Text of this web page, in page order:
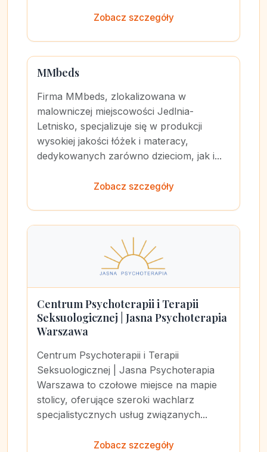
Zobacz szczegóły
MMbeds
Firma MMbeds, zlokalizowana w
malowniczej miejscowości Jedlnia-
Letnisko, specjalizuje się w produkcji
wysokiej jakości łóżek i materacy,
dedykowanych zarówno dzieciom, jak i...
Zobacz szczegóły
Centrum Psychoterapii i Terapii
Seksuologicznej | Jasna Psychoterapia
Warszawa
Centrum Psychoterapii i Terapii
Seksuologicznej | Jasna Psychoterapia
Warszawa to czołowe miejsce na mapie
stolicy, oferujące szeroki wachlarz
specjalistycznych usług związanych...
Zobacz szczegóły